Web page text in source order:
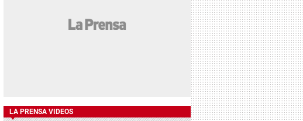
LA PRENSA VIDEOS